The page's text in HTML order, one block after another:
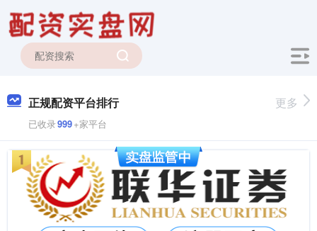
正规配资平台排行
已收录999+家平台
更多